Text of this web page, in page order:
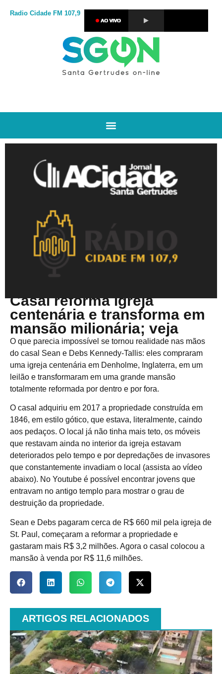
Radio Cidade FM 107,9
Casal reforma igreja
centenária e transforma em
mansão milionária; veja
O que parecia impossível se tornou realidade nas mãos
do casal Sean e Debs Kennedy-Tallis: eles compraram
uma igreja centenária em Denholme, Inglaterra, em um
leilão e transformaram em uma grande mansão
totalmente reformada por dentro e por fora.
O casal adquiriu em 2017 a propriedade construída em
1846, em estilo gótico, que estava, literalmente, caindo
aos pedaços. O local já não tinha mais teto, os móveis
que restavam ainda no interior da igreja estavam
deteriorados pelo tempo e por depredações de invasores
que constantemente invadiam o local (assista ao vídeo
abaixo). No Youtube é possível encontrar jovens que
entravam no antigo templo para mostrar o grau de
destruição da propriedade.
Sean e Debs pagaram cerca de R$ 660 mil pela igreja de
St. Paul, começaram a reformar a propriedade e
gastaram mais R$ 3,2 milhões. Agora o casal colocou a
mansão à venda por R$ 11,6 milhões.
ARTIGOS RELACIONADOS